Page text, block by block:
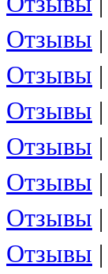
Отзывы |
Отзывы |
Отзывы |
Отзывы |
Отзывы |
Отзывы |
Отзывы |